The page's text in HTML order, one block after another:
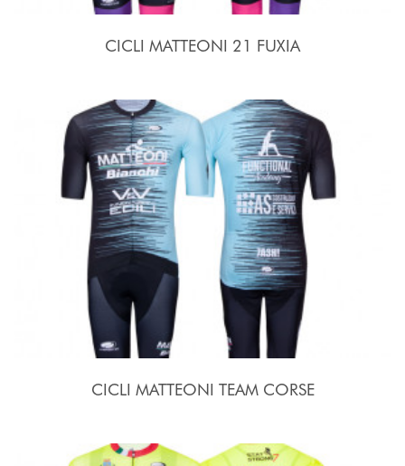
CICLI MATTEONI 21 FUXIA
CICLI MATTEONI TEAM CORSE